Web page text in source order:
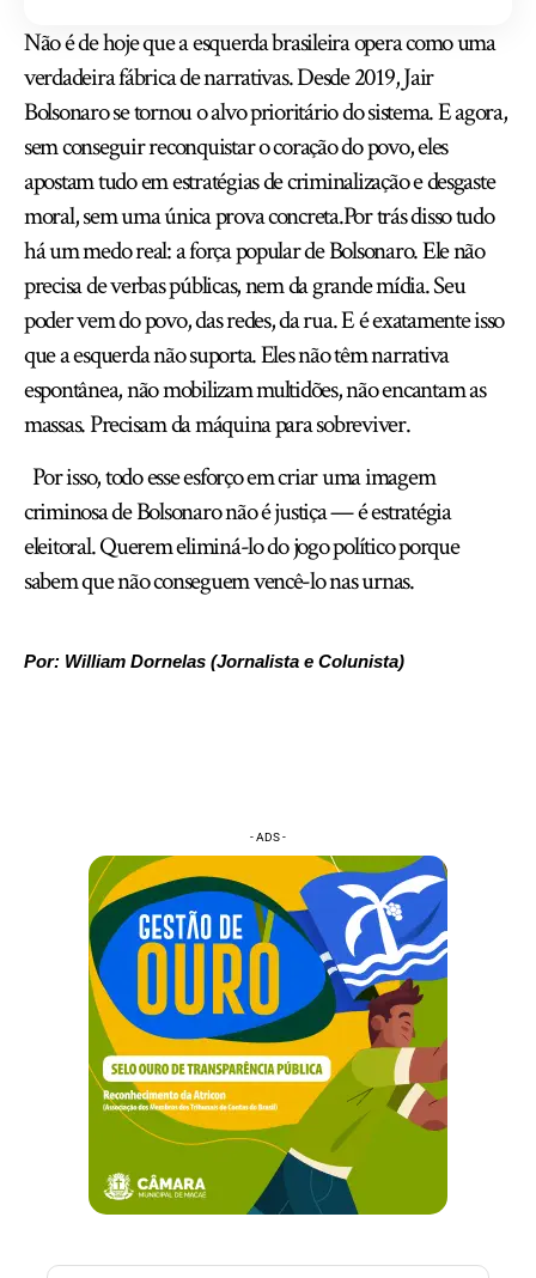
Não é de hoje que a esquerda brasileira opera como uma
verdadeira fábrica de narrativas. Desde 2019, Jair
Bolsonaro se tornou o alvo prioritário do sistema. E agora,
sem conseguir reconquistar o coração do povo, eles
apostam tudo em estratégias de criminalização e desgaste
moral, sem uma única prova concreta.Por trás disso tudo
há um medo real: a força popular de Bolsonaro. Ele não
precisa de verbas públicas, nem da grande mídia. Seu
poder vem do povo, das redes, da rua. E é exatamente isso
que a esquerda não suporta. Eles não têm narrativa
espontânea, não mobilizam multidões, não encantam as
massas. Precisam da máquina para sobreviver.
Por isso, todo esse esforço em criar uma imagem
criminosa de Bolsonaro não é justiça — é estratégia
eleitoral. Querem eliminá-lo do jogo político porque
sabem que não conseguem vencê-lo nas urnas.
Por: William Dornelas (Jornalista e Colunista)
- ADS -